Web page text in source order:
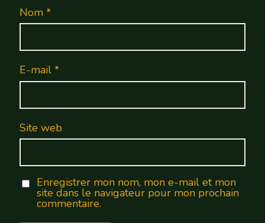
Nom *
E-mail *
Site web
Enregistrer mon nom, mon e-mail et mon
site dans le navigateur pour mon prochain
commentaire.